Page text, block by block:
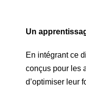
Un
En intégrant ce
conçus pour les
d’optimiser leur